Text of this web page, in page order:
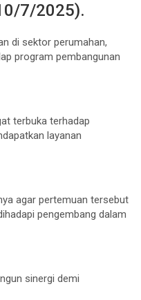
7/2025).
di sektor perumahan,
program pembangunan
terbuka terhadap
layanan
agar pertemuan tersebut
pengembang dalam
sinergi demi